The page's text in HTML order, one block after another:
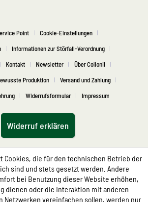
Point
Cookie-Einstellungen
Informationen zur Störfall-Verordnung
Kontakt Newsletter
Über Collonil
Produktion
Versand und Zahlung
Widerrufsformular Impressum
Widerruf erklären
Cookies, die für den technischen Betrieb der
sind und stets gesetzt werden. Andere
bei Benutzung dieser Website erhöhen,
dienen oder die Interaktion mit anderen
Netzwerken vereinfachen sollen, werden nur